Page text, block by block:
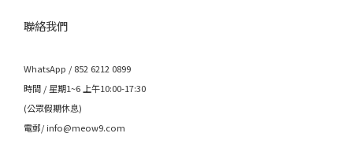
聯絡我們
WhatsApp / 852 6212 0899
時間 / 星期1~6 上午10:00-17:30
(公眾假期休息)
電郵/ info@meow9.com